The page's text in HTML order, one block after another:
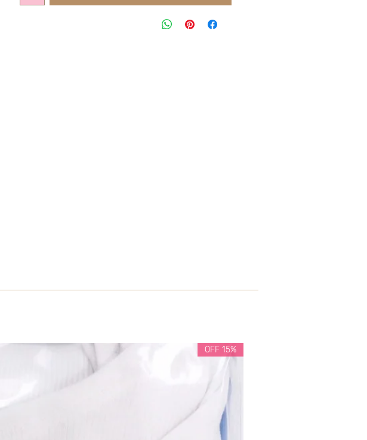
15% OFF